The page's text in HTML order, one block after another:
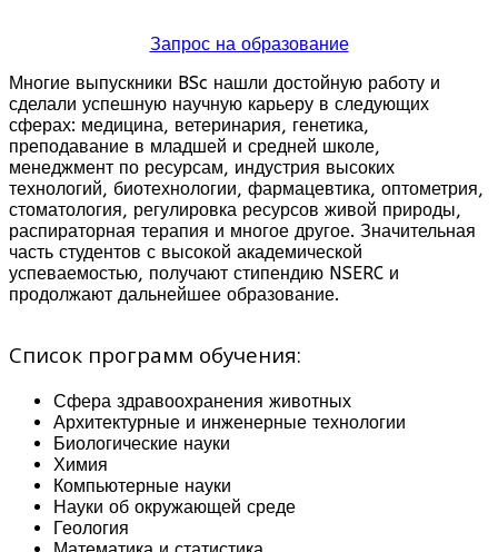
Запрос на образование
Многие выпускники BSc нашли достойную работу и
сделали успешную научную карьеру в следующих
сферах: медицина, ветеринария, генетика,
преподавание в младшей и средней школе,
менеджмент по ресурсам, индустрия высоких
технологий, биотехнологии, фармацевтика, оптометрия,
стоматология, регулировка ресурсов живой природы,
распираторная терапия и многое другое. Значительная
часть студентов с высокой академической
успеваемостью, получают стипендию NSERC и
продолжают дальнейшее образование.
Список программ обучения:
Сфера здравоохранения животных
Архитектурные и инженерные технологии
Биологические науки
Химия
Компьютерные науки
Науки об окружающей среде
Геология